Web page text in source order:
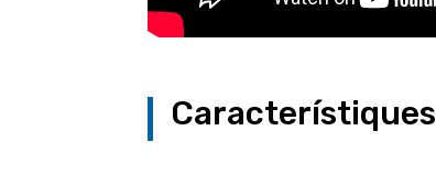
Característiques